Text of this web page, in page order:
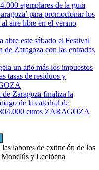
ejemplares de la guía
para promocionar los
aire libre en el verano
abre este sábado el Festival
Zaragoza con las entradas
un año más los impuestos
tasas de residuos y
Zaragoza finaliza la
de la catedral de
euros ZARAGOZA
labores de extinción de los
y Leciñena